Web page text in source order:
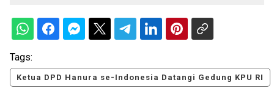
Tags:
Ketua DPD Hanura se-Indonesia Datangi Gedung KPU RI